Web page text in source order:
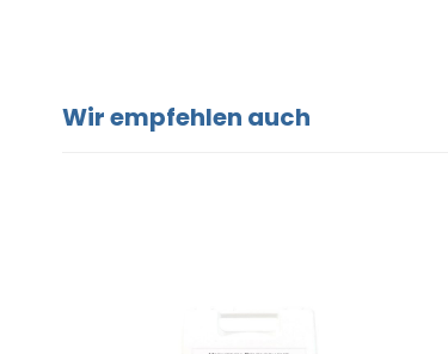
Wir empfehlen auch